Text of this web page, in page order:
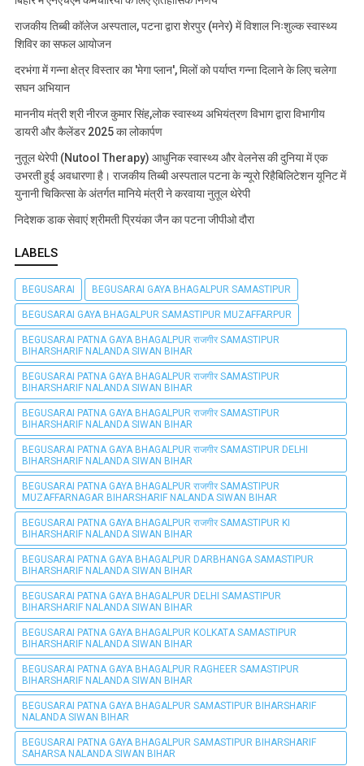
राजकीय तिब्बी कॉलेज अस्पताल, पटना द्वारा शेरपुर (मनेर) में विशाल निःशुल्क स्वास्थ्य
शिविर का सफल आयोजन
दरभंगा में गन्ना क्षेत्र विस्तार का 'मेगा प्लान', मिलों को पर्याप्त गन्ना दिलाने के लिए चलेगा
सघन अभियान
माननीय मंत्री श्री नीरज कुमार सिंह,लोक स्वास्थ्य अभियंत्रण विभाग द्वारा विभागीय
डायरी और कैलेंडर 2025 का लोकार्पण
नुतूल थेरेपी (Nutool Therapy) आधुनिक स्वास्थ्य और वेलनेस की दुनिया में एक
उभरती हुई अवधारणा है। राजकीय तिब्बी अस्पताल पटना के न्यूरो रिहैबिलिटेशन यूनिट में
युनानी चिकित्सा के अंतर्गत मानिये मंत्री ने करवाया नुतूल थेरेपी
निदेशक डाक सेवाएं श्रीमती प्रियंका जैन का पटना जीपीओ दौरा
LABELS
BEGUSARAI BEGUSARAI GAYA BHAGALPUR SAMASTIPUR
BEGUSARAI GAYA BHAGALPUR SAMASTIPUR MUZAFFARPUR
BEGUSARAI PATNA GAYA BHAGALPUR राजगीर SAMASTIPUR
BIHARSHARIF NALANDA SIWAN BIHAR
BEGUSARAI PATNA GAYA BHAGALPUR राजगीर SAMASTIPUR
BIHARSHARIF NALANDA SIWAN BIHAR
BEGUSARAI PATNA GAYA BHAGALPUR राजगीर SAMASTIPUR
BIHARSHARIF NALANDA SIWAN BIHAR
BEGUSARAI PATNA GAYA BHAGALPUR राजगीर SAMASTIPUR DELHI
BIHARSHARIF NALANDA SIWAN BIHAR
BEGUSARAI PATNA GAYA BHAGALPUR राजगीर SAMASTIPUR
MUZAFFARNAGAR BIHARSHARIF NALANDA SIWAN BIHAR
BEGUSARAI PATNA GAYA BHAGALPUR राजगीर SAMASTIPUR KI
BIHARSHARIF NALANDA SIWAN BIHAR
BEGUSARAI PATNA GAYA BHAGALPUR DARBHANGA SAMASTIPUR
BIHARSHARIF NALANDA SIWAN BIHAR
BEGUSARAI PATNA GAYA BHAGALPUR DELHI SAMASTIPUR
BIHARSHARIF NALANDA SIWAN BIHAR
BEGUSARAI PATNA GAYA BHAGALPUR KOLKATA SAMASTIPUR
BIHARSHARIF NALANDA SIWAN BIHAR
BEGUSARAI PATNA GAYA BHAGALPUR RAGHEER SAMASTIPUR
BIHARSHARIF NALANDA SIWAN BIHAR
BEGUSARAI PATNA GAYA BHAGALPUR SAMASTIPUR BIHARSHARIF
NALANDA SIWAN BIHAR
BEGUSARAI PATNA GAYA BHAGALPUR SAMASTIPUR BIHARSHARIF
SAHARSA NALANDA SIWAN BIHAR